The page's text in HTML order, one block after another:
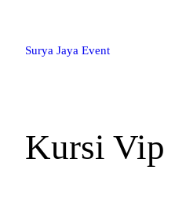
kontenSurya Jaya Event
Kursi Vip